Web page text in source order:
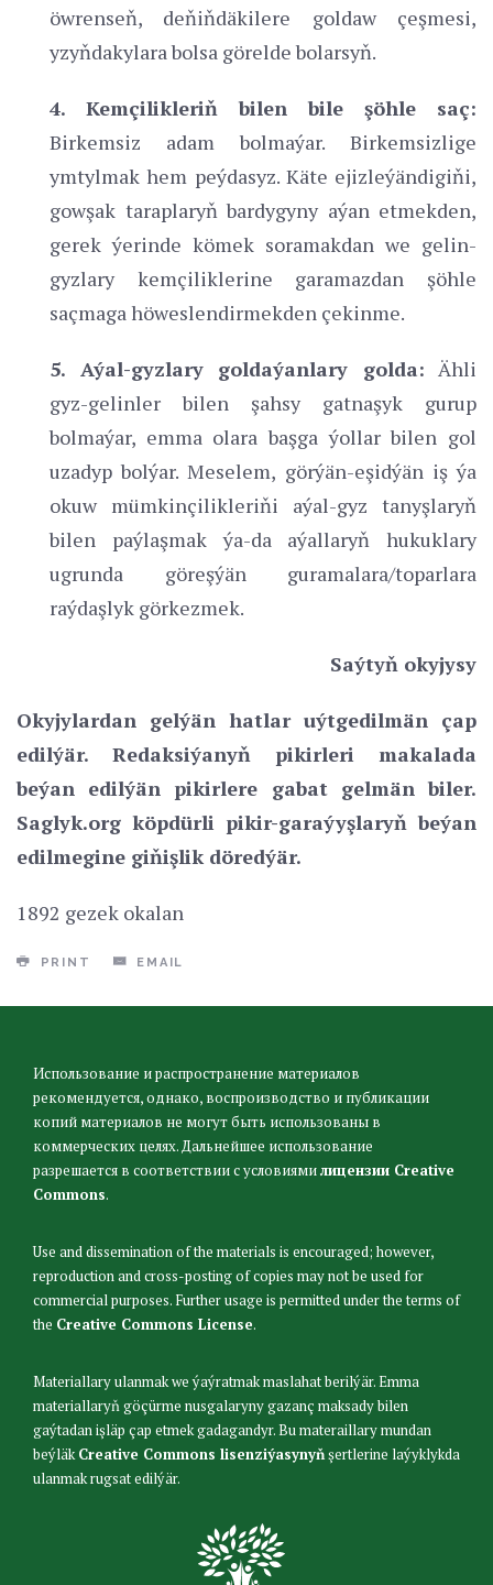
öwrenseň, deňiňdäkilere goldaw çeşmesi,
yzyňdakylara bolsa görelde bolarsyň.
4. Kemçilikleriň bilen bile şöhle saç:
Birkemsiz adam bolmaýar. Birkemsizlige
ymtylmak hem peýdasyz. Käte ejizleýändigiňi,
gowşak taraplaryň bardygyny aýan etmekden,
gerek ýerinde kömek soramakdan we gelin-
gyzlary kemçiliklerine garamazdan şöhle
saçmaga höweslendirmekden çekinme.
5. Aýal-gyzlary goldaýanlary golda: Ähli
gyz-gelinler bilen şahsy gatnaşyk gurup
bolmaýar, emma olara başga ýollar bilen gol
uzadyp bolýar. Meselem, görýän-eşidýän iş ýa
okuw mümkinçilikleriňi aýal-gyz tanyşlaryň
bilen paýlaşmak ýa-da aýallaryň hukuklary
ugrunda göreşýän guramalara/toparlara
raýdaşlyk görkezmek.
Saýtyň okyjysy
Okyjylardan gelýän hatlar uýtgedilmän çap
edilýär. Redaksiýanyň pikirleri makalada
beýan edilýän pikirlere gabat gelmän biler.
Saglyk.org köpdürli pikir-garaýyşlaryň beýan
edilmegine giňişlik döredýär.
1892 gezek okalan
PRINT EMAIL
Использование и распространение материалов
рекомендуется, однако, воспроизводство и публикации
копий материалов не могут быть использованы в
коммерческих целях. Дальнейшее использование
разрешается в соответствии с условиямилицензии Creative
Commons.
Use and dissemination of the materials is encouraged; however,
reproduction and cross-posting of copies may not be used for
commercial purposes. Further usage is permitted under the terms of
the Creative Commons License.
Materiallary ulanmak we ýaýratmak maslahat berilýär. Emma
materiallaryň göçürme nusgalaryny gazanç maksady bilen
gaýtadan işläp çap etmek gadagandyr. Bu materaillary mundan
beýläkCreative Commons lisenziýasynyňşertlerine laýyklykda
ulanmak rugsat edilýär.